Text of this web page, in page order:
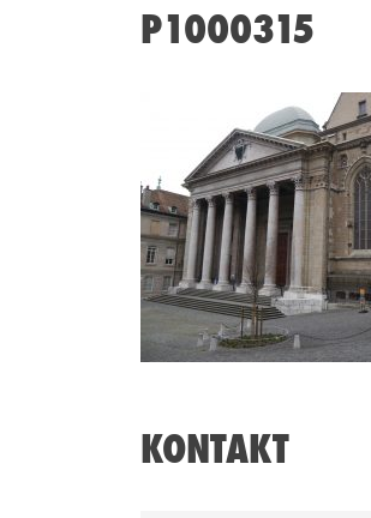
P1000315
KONTAKT